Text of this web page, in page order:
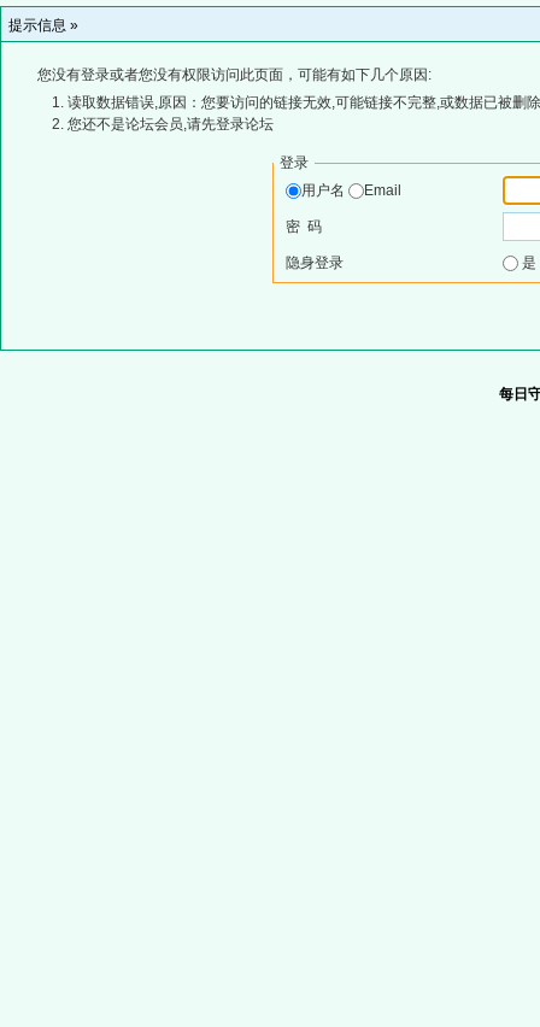
提示信息 »
您没有登录或者您没有权限访问此页面，可能有如下几个原因:
读取数据错误,原因：您要访问的链接无效,可能链接不完整,或数据已被删
您还不是论坛会员,请先登录论坛
登录
用户名
Email
密 码
隐身登录
每日